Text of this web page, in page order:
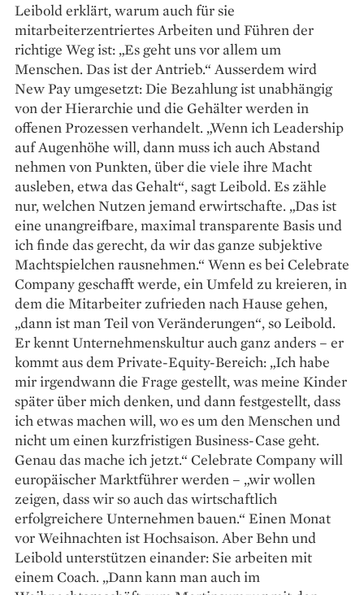
Leibold erklärt, warum auch für sie
mitarbeiterzentriertes ­Ar­beiten und Führen der
richtige Weg ist: „Es geht uns vor allem um
Menschen. Das ist der Antrieb.“ Ausserdem wird
New Pay umgesetzt: Die Bezahlung ist unabhängig
von der Hierarchie und die Gehälter werden in
offenen Prozessen ver­handelt. „Wenn ich Leadership
auf Augenhöhe will, dann muss ich auch Abstand
nehmen von Punkten, über die viele ihre Macht
ausleben, etwa das Gehalt“, sagt Leibold. Es zähle
nur, welchen Nutzen jemand erwirt­schafte. „Das ist
eine unangreifbare, maximal transparente Basis und
ich finde das gerecht, da wir das ganze subjektive
Machtspielchen rausnehmen.“ Wenn es bei Celebrate
Com­pany geschafft werde, ein Umfeld zu kreieren, in
dem die Mit­arbeiter zufrieden nach Hause gehen,
„dann ist man Teil von Veränderungen“, so Leibold.
Er kennt Unternehmens­kultur auch ganz anders – er
kommt aus dem Private-Equity-Bereich: „Ich habe
mir irgendwann die Frage gestellt, was meine Kinder
später über mich denken, und dann fest­gestellt, dass
ich etwas machen will, wo es um den Menschen und
nicht um einen kurzfristigen Business-­Case geht.
Genau das mache ich jetzt.“ Cele­brate Company will
euro­päischer Marktführer werden – „wir wollen
zeigen, dass wir so auch das wirtschaftlich
erfolgreichere Unter­nehmen bauen.“ Einen Monat
vor Weihnachten ist Hochsaison. Aber Behn und
Leibold unterstützen einander: Sie arbeiten mit
einem Coach. „Dann kann man auch im